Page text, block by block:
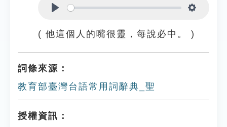
( 他這個人的嘴很靈，每說必中。 )
詞條來源：
教育部臺灣台語常用詞辭典_聖
授權資訊：